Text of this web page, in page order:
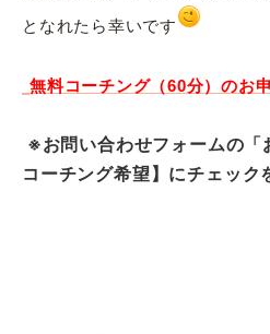
となれたら幸いです
無料コーチング（60分）のお
※お問い合わせフォームの「
コーチング希望】にチェック